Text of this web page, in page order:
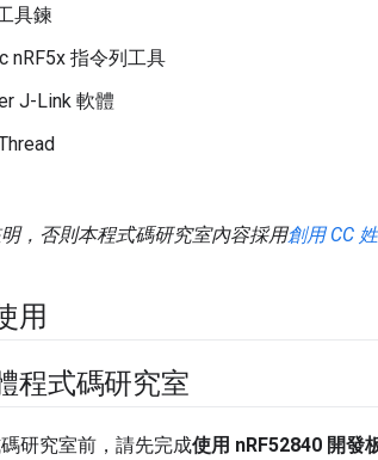
具鍊
nRF5x 指令列工具
J-Link 軟體
，否則本程式碼研究室內容採用創用 CC
用
程式碼研究室
研究室前，請先完成使用 nRF52840 開